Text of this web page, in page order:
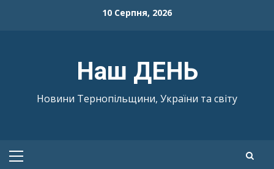
10 Серпня, 2026
Наш ДЕНЬ
Новини Тернопільщини, України та світу
Primary